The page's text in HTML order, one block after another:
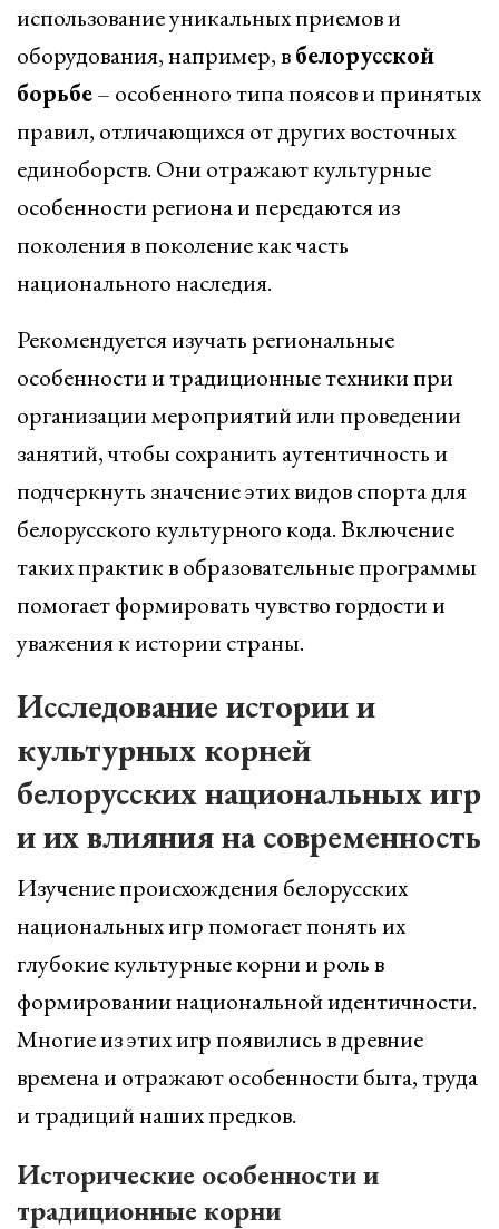
использование уникальных приемов и
оборудования, например, вбелорусской
борьбе– особенного типа поясов и принятых
правил, отличающихся от других восточных
единоборств. Они отражают культурные
особенности региона и передаются из
поколения в поколение как часть
национального наследия.
Рекомендуется изучать региональные
особенности и традиционные техники при
организации мероприятий или проведении
занятий, чтобы сохранить аутентичность и
подчеркнуть значение этих видов спорта для
белорусского культурного кода. Включение
таких практик в образовательные программы
помогает формировать чувство гордости и
уважения к истории страны.
Исследование истории и
культурных корней
белорусских национальных игр
и их влияния на современность
Изучение происхождения белорусских
национальных игр помогает понять их
глубокие культурные корни и роль в
формировании национальной идентичности.
Многие из этих игр появились в древние
времена и отражают особенности быта, труда
и традиций наших предков.
Исторические особенности и
традиционные корни